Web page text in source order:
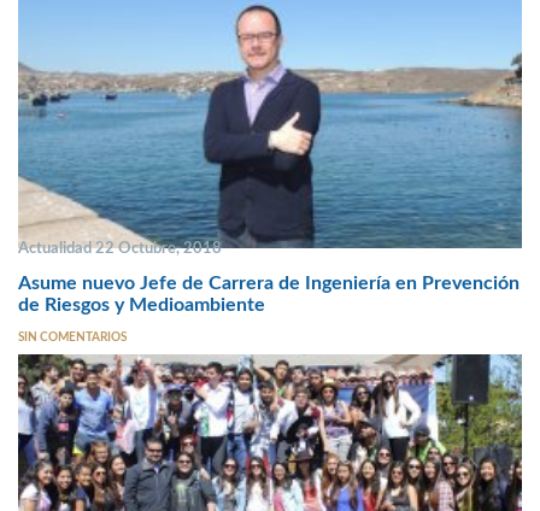
Actualidad 22 Octubre, 2018
Asume nuevo Jefe de Carrera de Ingeniería en Prevención
de Riesgos y Medioambiente
SIN COMENTARIOS